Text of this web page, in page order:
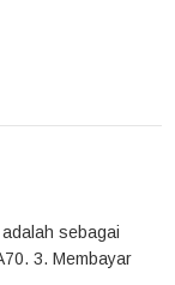
sebagai
3. Membayar